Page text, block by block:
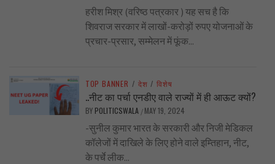
हरीश मिश्र (वरिष्ठ पत्रकार ) यह सच है कि
शिवराज सरकार में लाखों-करोड़ों रुपए योजनाओं के
प्रचार-प्रसार, सम्मेलन में फूंक...
TOP BANNER / देश / विशेष
..नीट का पर्चा एनडीए वाले राज्यों में ही आऊट क्यों?
BY POLITICSWALA / MAY 19, 2024
-सुनील कुमार भारत के सरकारी और निजी मेडिकल
कॉलेजों में दाखिले के लिए होने वाले इम्तिहान, नीट,
के पर्चे लीक...